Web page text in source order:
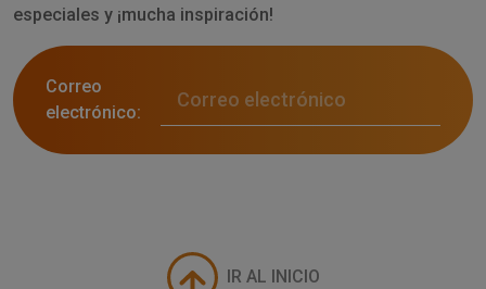
especiales y ¡mucha inspiración!
Correo
electrónico:
IR AL INICIO